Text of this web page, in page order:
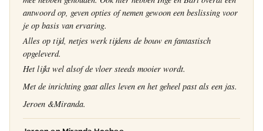
antwoord op, geven opties of nemen gewoon een beslissing voor
je op basis van ervaring.
Alles op tijd, netjes werk tijdens de bouw en fantastisch
opgeleverd.
Het lijkt wel alsof de vloer steeds mooier wordt.
Met de inrichting gaat alles leven en het geheel past als een jas.
Jeroen &Miranda.